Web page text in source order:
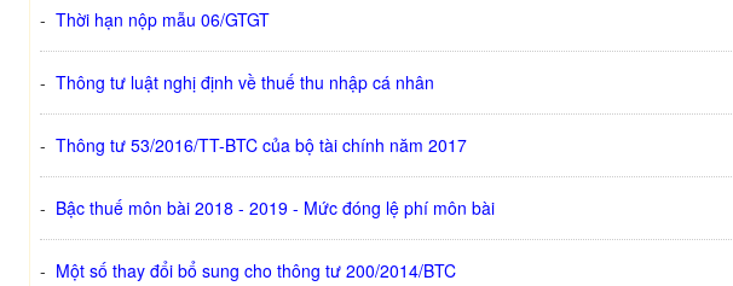
- Thời hạn nộp mẫu 06/GTGT
- Thông tư luật nghị định về thuế thu nhập cá nhân
- Thông tư 53/2016/TT-BTC của bộ tài chính năm 2017
- Bậc thuế môn bài 2018 - 2019 - Mức đóng lệ phí môn bài
- Một số thay đổi bổ sung cho thông tư 200/2014/BTC